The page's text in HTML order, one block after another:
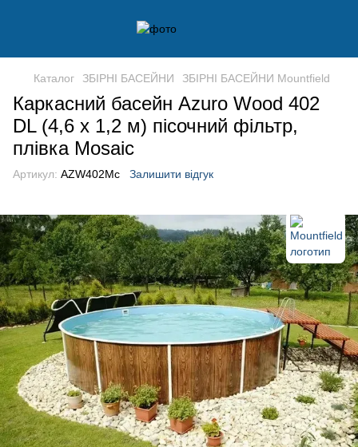
Каталог ЗБІРНІ БАСЕЙНИ ЗБІРНІ БАСЕЙНИ Mountfield
Каркасний басейн Azuro Wood 402
DL (4,6 х 1,2 м) пісочний фільтр,
плівка Mosaic
Артикул: AZW402Mc Залишити відгук